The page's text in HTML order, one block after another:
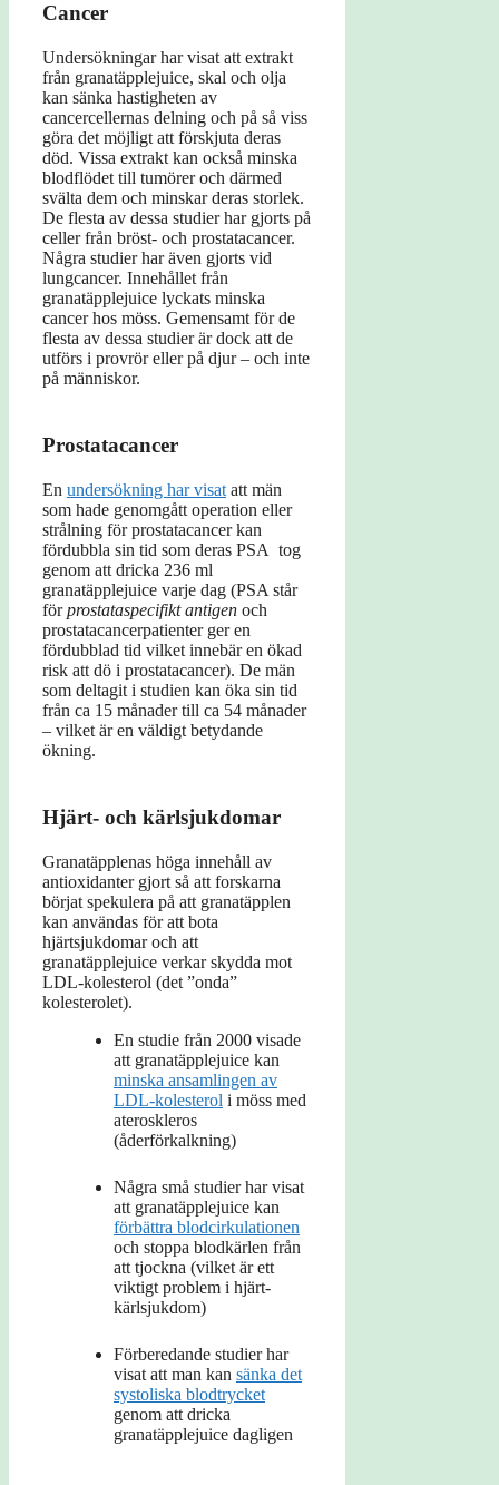
Cancer
Undersökningar har visat att extrakt
från granatäpplejuice, skal och olja
kan sänka hastigheten av
cancercellernas delning och på så viss
göra det möjligt att förskjuta deras
död. Vissa extrakt kan också minska
blodflödet till tumörer och därmed
svälta dem och minskar deras storlek.
De flesta av dessa studier har gjorts på
celler från bröst- och prostatacancer.
Några studier har även gjorts vid
lungcancer. Innehållet från
granatäpplejuice lyckats minska
cancer hos möss. Gemensamt för de
flesta av dessa studier är dock att de
utförs i provrör eller på djur – och inte
på människor.
Prostatacancer
En undersökning har visat att män
som hade genomgått operation eller
strålning för prostatacancer kan
fördubbla sin tid som deras PSA tog
genom att dricka 236 ml
granatäpplejuice varje dag (PSA står
förprostataspecifikt antigen och
prostatacancerpatienter ger en
fördubblad tid vilket innebär en ökad
risk att dö i prostatacancer). De män
som deltagit i studien kan öka sin tid
från ca 15 månader till ca 54 månader
– vilket är en väldigt betydande
ökning.
Hjärt- och kärlsjukdomar
Granatäpplenas höga innehåll av
antioxidanter gjort så att forskarna
börjat spekulera på att granatäpplen
kan användas för att bota
hjärtsjukdomar och att
granatäpplejuice verkar skydda mot
LDL-kolesterol (det ”onda”
kolesterolet).
En studie från 2000 visade
att granatäpplejuice kan
minska ansamlingen av
LDL-kolesterol i möss med
ateroskleros
(åderförkalkning)
Några små studier har visat
att granatäpplejuice kan
förbättra blodcirkulationen
och stoppa blodkärlen från
att tjockna (vilket är ett
viktigt problem i hjärt-
kärlsjukdom)
Förberedande studier har
visat att man kan sänka det
systoliska blodtrycket
genom att dricka
granatäpplejuice dagligen